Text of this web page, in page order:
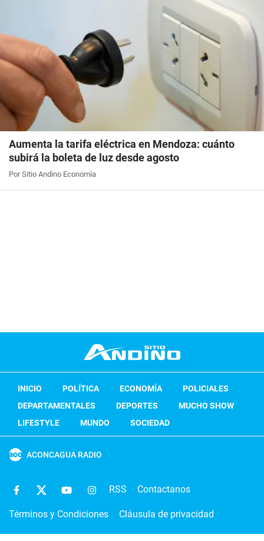
Aumenta la tarifa eléctrica en Mendoza: cuánto
subirá la boleta de luz desde agosto
Por Sitio Andino Economía
INICIO POLÍTICA ECONOMÍA
POLICIALES
DEPARTAMENTALES
DEPORTES
MUCHO SHOW
LIFESTYLE
MUNDO SOCIEDAD
ACONCAGUA RADIO
RSS Contactanos
Términos y Condiciones Cláusula de privacidad